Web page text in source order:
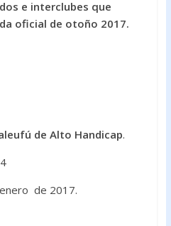
e interclubes que
oficial de otoño 2017.
de Alto Handicap.
de 2017.